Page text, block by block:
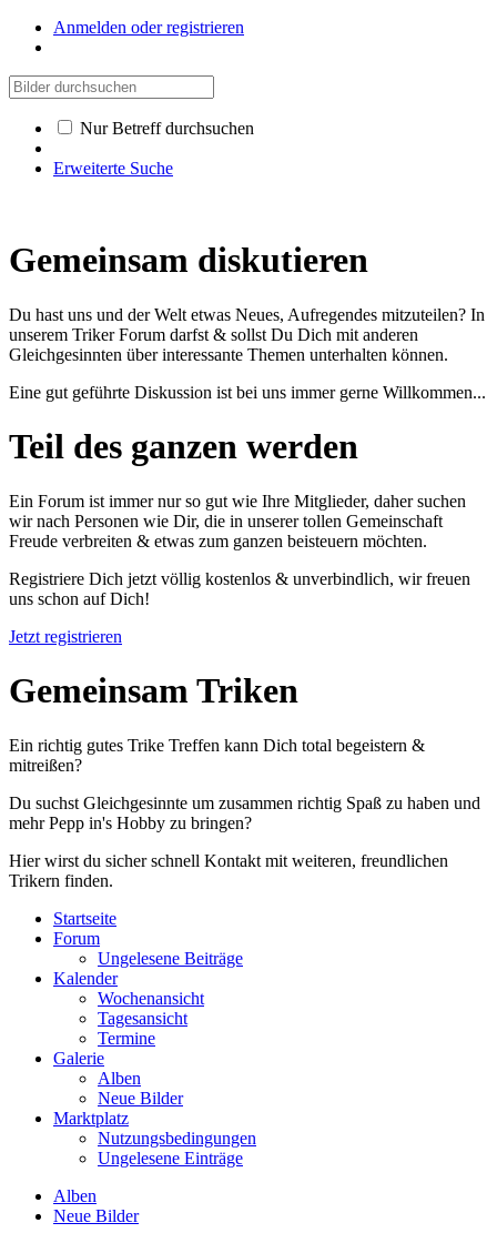
Anmelden oder registrieren
Nur Betreff durchsuchen
Erweiterte Suche
Gemeinsam diskutieren
Du hast uns und der Welt etwas Neues, Aufregendes mitzuteilen? In
unserem Triker Forum darfst & sollst Du Dich mit anderen
Gleichgesinnten über interessante Themen unterhalten können.
Eine gut geführte Diskussion ist bei uns immer gerne Willkommen...
Teil des ganzen werden
Ein Forum ist immer nur so gut wie Ihre Mitglieder, daher suchen
wir nach Personen wie Dir, die in unserer tollen Gemeinschaft
Freude verbreiten & etwas zum ganzen beisteuern möchten.
Registriere Dich jetzt völlig kostenlos & unverbindlich, wir freuen
uns schon auf Dich!
Jetzt registrieren
Gemeinsam Triken
Ein richtig gutes Trike Treffen kann Dich total begeistern &
mitreißen?
Du suchst Gleichgesinnte um zusammen richtig Spaß zu haben und
mehr Pepp in's Hobby zu bringen?
Hier wirst du sicher schnell Kontakt mit weiteren, freundlichen
Trikern finden.
Startseite
Forum
Ungelesene Beiträge
Kalender
Wochenansicht
Tagesansicht
Termine
Galerie
Alben
Neue Bilder
Marktplatz
Nutzungsbedingungen
Ungelesene Einträge
Alben
Neue Bilder